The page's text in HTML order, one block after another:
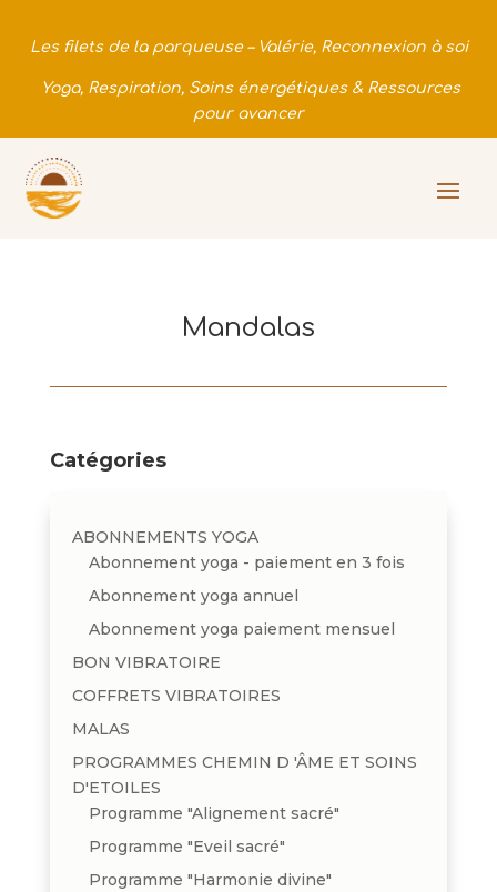
Les filets de la parqueuse – Valérie, Reconnexion à soi
Yoga, Respiration, Soins énergétiques & Ressources
pour avancer
Mandalas
Catégories
ABONNEMENTS YOGA
Abonnement yoga - paiement en 3 fois
Abonnement yoga annuel
Abonnement yoga paiement mensuel
BON VIBRATOIRE
COFFRETS VIBRATOIRES
MALAS
PROGRAMMES CHEMIN D 'ÂME ET SOINS
D'ETOILES
Programme "Alignement sacré"
Programme "Eveil sacré"
Programme "Harmonie divine"